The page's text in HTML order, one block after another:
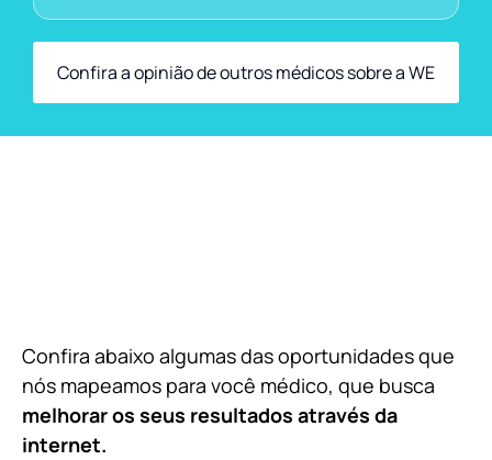
Confira a opinião de outros médicos sobre a WE
Confira abaixo algumas das oportunidades que
nós mapeamos para você médico, que busca
melhorar os seus resultados através da
internet.